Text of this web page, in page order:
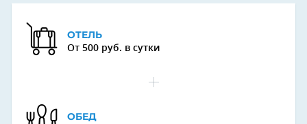
ОТЕЛЬ
От 500 руб. в сутки
ОБЕД